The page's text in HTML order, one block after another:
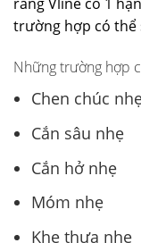
trường hợp có thể
Những trường hợp
Chen chúc
Cắn sâu nhẹ
Cắn hở nhẹ
Móm nhẹ
Khe thưa nhẹ